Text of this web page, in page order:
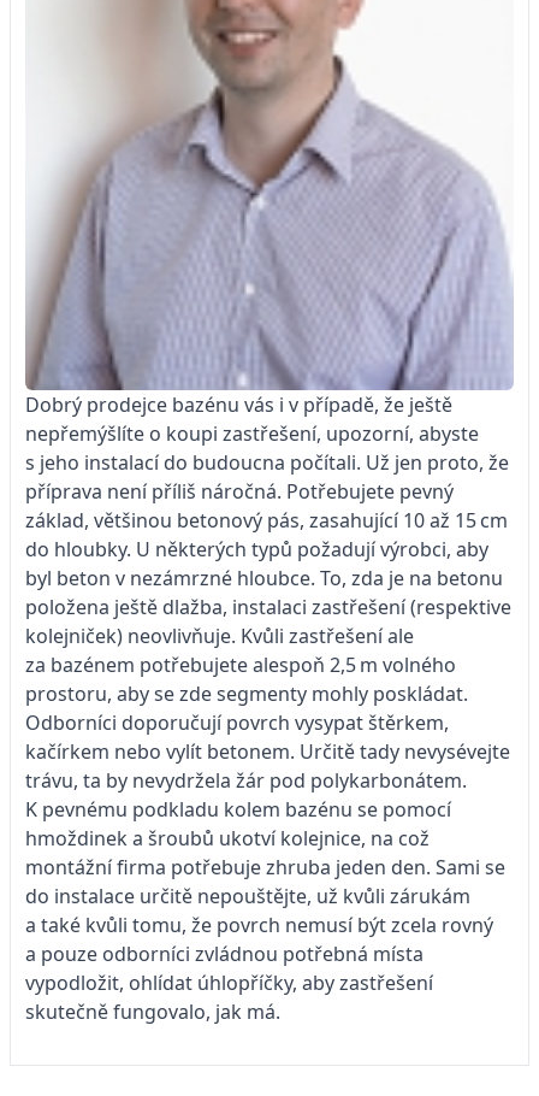
Dobrý prodejce bazénu vás i v případě, že ještě
nepřemýšlíte o koupi zastřešení, upozorní, abyste
s jeho instalací do budoucna počítali. Už jen proto, že
příprava není příliš náročná. Potřebujete pevný
základ, většinou betonový pás, zasahující 10 až 15 cm
do hloubky. U některých typů požadují výrobci, aby
byl beton v nezámrzné hloubce. To, zda je na betonu
položena ještě dlažba, instalaci zastřešení (respektive
kolejniček) neovlivňuje. Kvůli zastřešení ale
za bazénem potřebujete alespoň 2,5 m volného
prostoru, aby se zde segmenty mohly poskládat.
Odborníci doporučují povrch vysypat štěrkem,
kačírkem nebo vylít betonem. Určitě tady nevysévejte
trávu, ta by nevydržela žár pod polykarbonátem.
K pevnému podkladu kolem bazénu se pomocí
hmoždinek a šroubů ukotví kolejnice, na což
montážní firma potřebuje zhruba jeden den. Sami se
do instalace určitě nepouštějte, už kvůli zárukám
a také kvůli tomu, že povrch nemusí být zcela rovný
a pouze odborníci zvládnou potřebná místa
vypodložit, ohlídat úhlopříčky, aby zastřešení
skutečně fungovalo, jak má.